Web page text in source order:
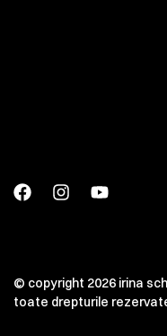
© copyright 2026 irina
toate drepturile